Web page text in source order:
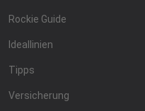
Rockie Guide
Ideallinien
Tipps
Versicherung